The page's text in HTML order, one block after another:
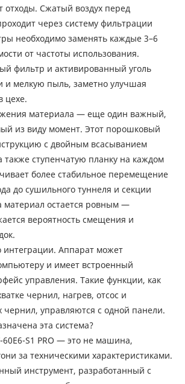
отходы. Сжатый воздух перед
через систему фильтрации
необходимо заменять каждые 3–6
от частоты использования.
фильтр и активированный уголь
и мелкую пыль, заметно улучшая
цехе.
материала — еще один важный,
из виду момент. Этот порошковый
с двойным всасыванием
также ступенчатую планку на каждом
более стабильное перемещение
до сушильного туннеля и секции
материал остается ровным —
вероятность смещения и
интеграции. Аппарат может
и имеет встроенный
управления. Такие функции, как
чернил, нагрев, отсос и
чернил, управляются с одной панели.
эта система?
60E6-S1 PRO — это не машина,
за техническими характеристиками.
инструмент, разработанный с